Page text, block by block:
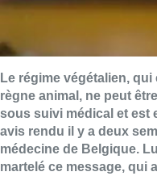
Le régime végétalien,
règne animal, ne peut
sous suivi médical et est
avis rendu il y a deux
médecine de Belgique.
martelé ce message, qui